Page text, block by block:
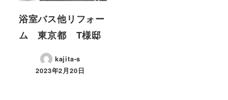
浴室バス他リフォー
ム 東京都 T様邸
kajita-s
2023年2月20日